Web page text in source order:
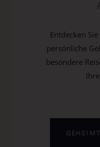
Entdecken
persönliche
besondere